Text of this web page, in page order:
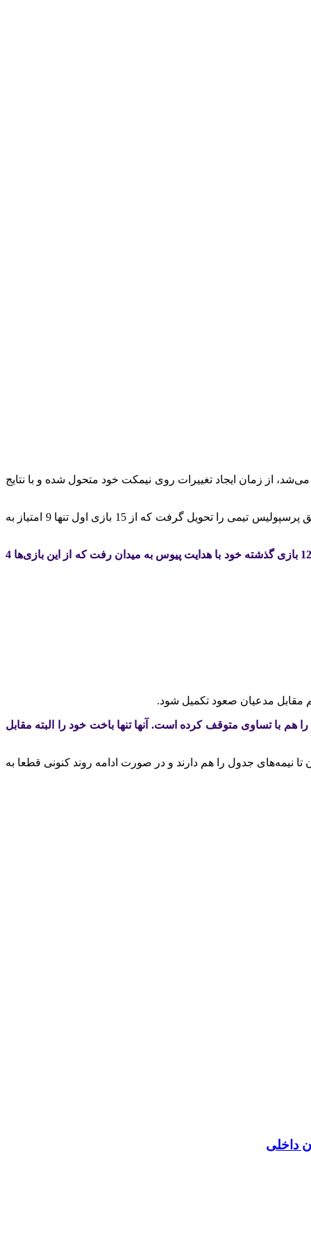
از زمان ایجاد تغییرات روی نیمکت خود متحول شده و با نتایج
اوایل زمستان 1403 بود که مسئولان باشگاه نیروی زمینی فرشاد پیوس را جایگزین امیر ابهری، سرمربی مستعفی خود کردند. آقای گل سابق پرسپولیس تیمی را تحویل گرفت که از 15 بازی اول تنها 9 امتیاز به
با حضور فرشاد پیوس و همکارانش هم نیروی زمینی به تیمی قدرتمند تبدیل شده که توانایی شکست هر تیمی را دارد. تیم نظامی لیگ یک در 12 بازی گذشته خود با هدایت پیوس به میدان رفت که از این بازی‌ها 4
مقابل مدعیان صعود تکمیل شود.
هم با تساوی متوقف کرده است. آنها تنها باخت خود را البته مقابل
نیمه‌های جدول را هم دارند و در صورت ادامه روند کنونی قطعا به
داخلی